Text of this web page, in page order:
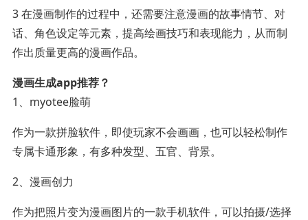
3 在漫画制作的过程中，还需要注意漫画的故事情节、对
话、角色设定等元素，提高绘画技巧和表现能力，从而制
作出质量更高的漫画作品。
漫画生成app推荐？
1、myotee脸萌
作为一款拼脸软件，即使玩家不会画画，也可以轻松制作
专属卡通形象，有多种发型、五官、背景。
2、漫画创力
作为把照片变为漫画图片的一款手机软件，可以拍摄/选择